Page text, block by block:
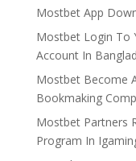
Mostbet App
Mostbet Login To
Account In
Mostbet Become
Bookmaking
Mostbet Partners
Program In